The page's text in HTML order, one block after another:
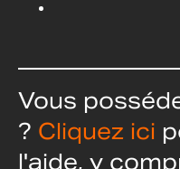
Vous
? Cliquez ici
l'aide, y